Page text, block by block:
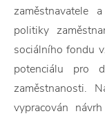
zaměstnavatele
politiky
sociálního fondu
potenciálu pro
zaměstnanosti.
vypracován